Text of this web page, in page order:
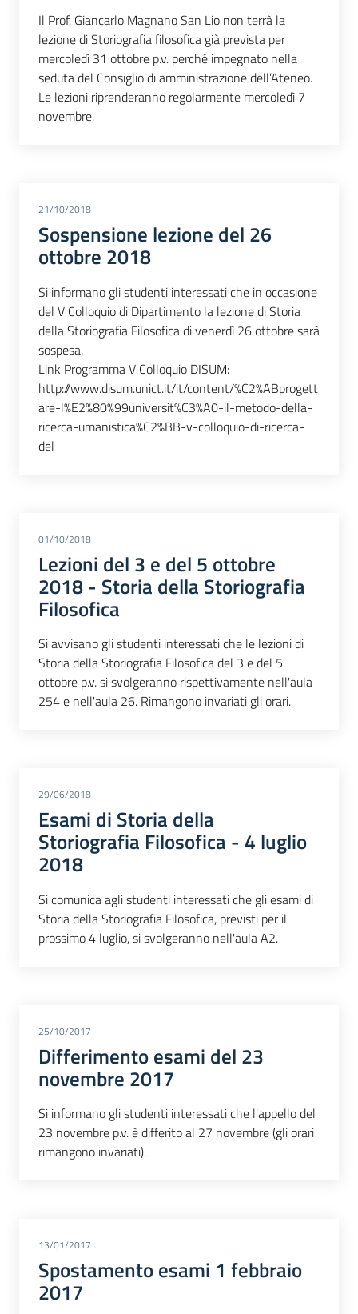
Il Prof. Giancarlo Magnano San Lio non terrà la
lezione di Storiografia filosofica già prevista per
mercoledì 31 ottobre p.v. perché impegnato nella
seduta del Consiglio di amministrazione dell’Ateneo.
Le lezioni riprenderanno regolarmente mercoledì 7
novembre.
21/10/2018
Sospensione lezione del 26
ottobre 2018
Si informano gli studenti interessati che in occasione
del V Colloquio di Dipartimento la lezione di Storia
della Storiografia Filosofica di venerdì 26 ottobre sarà
sospesa.
Link Programma V Colloquio DISUM:
http://www.disum.unict.it/it/content/%C2%ABprogett
are-l%E2%80%99universit%C3%A0-il-metodo-della-
ricerca-umanistica%C2%BB-v-colloquio-di-ricerca-
del
01/10/2018
Lezioni del 3 e del 5 ottobre
2018 - Storia della Storiografia
Filosofica
Si avvisano gli studenti interessati che le lezioni di
Storia della Storiografia Filosofica del 3 e del 5
ottobre p.v. si svolgeranno rispettivamente nell'aula
254 e nell'aula 26. Rimangono invariati gli orari.
29/06/2018
Esami di Storia della
Storiografia Filosofica - 4 luglio
2018
Si comunica agli studenti interessati che gli esami di
Storia della Storiografia Filosofica, previsti per il
prossimo 4 luglio, si svolgeranno nell'aula A2.
25/10/2017
Differimento esami del 23
novembre 2017
Si informano gli studenti interessati che l'appello del
23 novembre p.v. è differito al 27 novembre (gli orari
rimangono invariati).
13/01/2017
Spostamento esami 1 febbraio
2017